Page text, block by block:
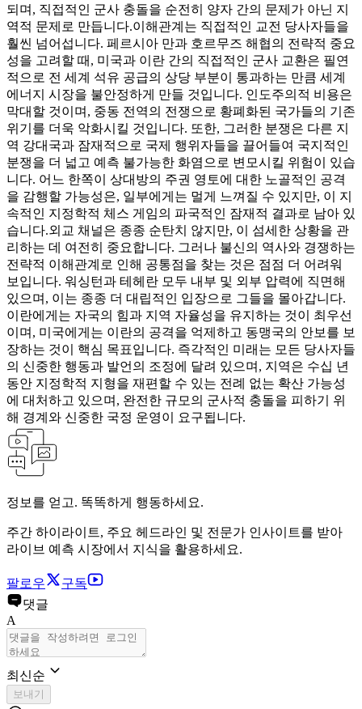
되며, 직접적인 군사 충돌을 순전히 양자 간의 문제가 아닌 지
역적 문제로 만듭니다.이해관계는 직접적인 교전 당사자들을
훨씬 넘어섭니다. 페르시아 만과 호르무즈 해협의 전략적 중요
성을 고려할 때, 미국과 이란 간의 직접적인 군사 교환은 필연
적으로 전 세계 석유 공급의 상당 부분이 통과하는 만큼 세계
에너지 시장을 불안정하게 만들 것입니다. 인도주의적 비용은
막대할 것이며, 중동 전역의 전쟁으로 황폐화된 국가들의 기존
위기를 더욱 악화시킬 것입니다. 또한, 그러한 분쟁은 다른 지
역 강대국과 잠재적으로 국제 행위자들을 끌어들여 국지적인
분쟁을 더 넓고 예측 불가능한 화염으로 변모시킬 위험이 있습
니다. 어느 한쪽이 상대방의 주권 영토에 대한 노골적인 공격
을 감행할 가능성은, 일부에게는 멀게 느껴질 수 있지만, 이 지
속적인 지정학적 체스 게임의 파국적인 잠재적 결과로 남아 있
습니다.외교 채널은 종종 순탄치 않지만, 이 섬세한 상황을 관
리하는 데 여전히 중요합니다. 그러나 불신의 역사와 경쟁하는
전략적 이해관계로 인해 공통점을 찾는 것은 점점 더 어려워
보입니다. 워싱턴과 테헤란 모두 내부 및 외부 압력에 직면해
있으며, 이는 종종 더 대립적인 입장으로 그들을 몰아갑니다.
이란에게는 자국의 힘과 지역 자율성을 유지하는 것이 최우선
이며, 미국에게는 이란의 공격을 억제하고 동맹국의 안보를 보
장하는 것이 핵심 목표입니다. 즉각적인 미래는 모든 당사자들
의 신중한 행동과 발언의 조정에 달려 있으며, 지역은 수십 년
동안 지정학적 지형을 재편할 수 있는 전례 없는 확산 가능성
에 대처하고 있으며, 완전한 규모의 군사적 충돌을 피하기 위
해 경계와 신중한 국정 운영이 요구됩니다.
정보를 얻고. 똑똑하게 행동하세요.
주간 하이라이트, 주요 헤드라인 및 전문가 인사이트를 받아
라이브 예측 시장에서 지식을 활용하세요.
팔로우
구독
댓글
A
최신순
보내기